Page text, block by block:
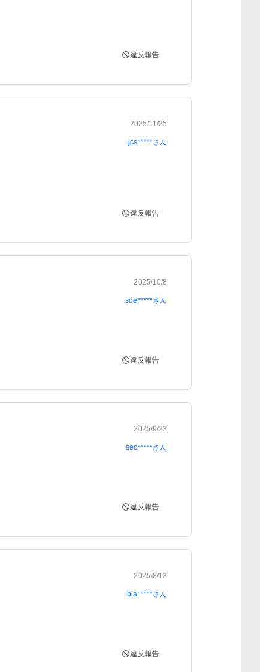
違反報告
2025/11/25
jcs*****さん
違反報告
2025/10/8
sde*****さん
違反報告
2025/9/23
sec*****さん
違反報告
2025/8/13
bla*****さん
違反報告